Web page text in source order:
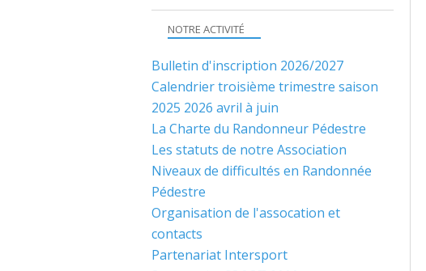
NOTRE ACTIVITÉ
Bulletin d'inscription 2026/2027
Calendrier troisième trimestre saison
2025 2026 avril à juin
La Charte du Randonneur Pédestre
Les statuts de notre Association
Niveaux de difficultés en Randonnée
Pédestre
Organisation de l'assocation et
contacts
Partenariat Intersport